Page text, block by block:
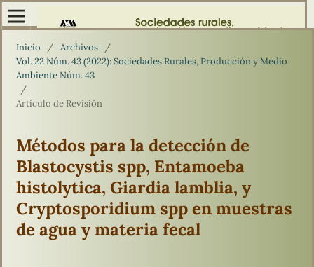
Inicio / Archivos
/
Vol. 22 Núm. 43 (2022): Sociedades Rurales, Producción y Medio
Ambiente Núm. 43
/
Artículo de Revisión
Métodos para la detección de
Blastocystis spp, Entamoeba
histolytica, Giardia lamblia, y
Cryptosporidium spp en muestras
de agua y materia fecal